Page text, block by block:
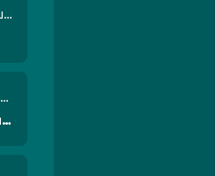
Я никогда тебя брошу никогда не кину
Қарашы әке қызың өсті бойжеттіп
Қыздархан Еркінқызы